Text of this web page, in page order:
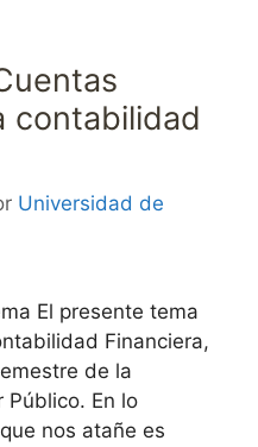
contabilidad
Universidad de
El presente tema
Financiera,
de la
Público. En lo
nos atañe es